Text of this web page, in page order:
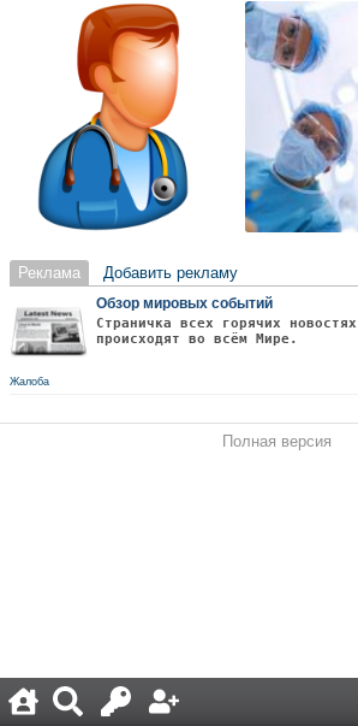
Реклама Добавить рекламу
Обзор мировых событий
Страничка всех горячих
происходят во всём Мире.
Жалоба
Полная версия